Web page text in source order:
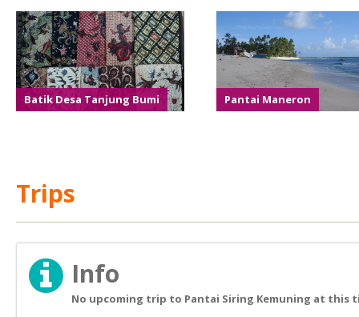
Batik Desa Tanjung Bumi Pantai Maneron
Trips
Info
No upcoming trip to Pantai Siring Kemuning at this